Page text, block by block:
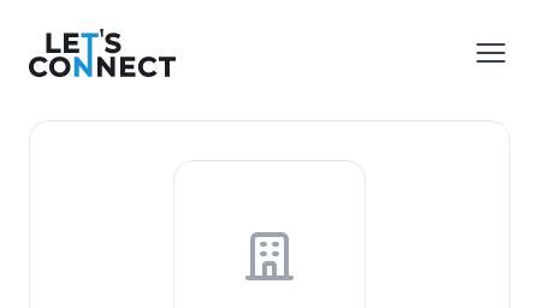
Let's Connect